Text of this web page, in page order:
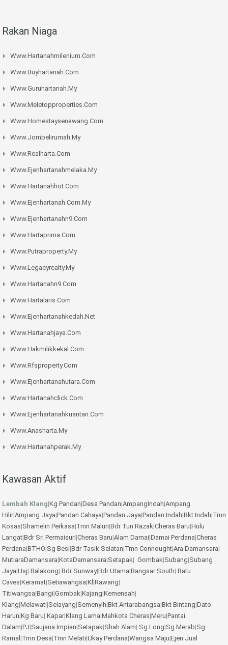
Rakan Niaga
Www.hartanahmilenium.com
Www.buyhartanah.com
Www.guruhartanah.my
Www.meletopproperties.com
Www.homestaysenawang.com
Www.jombelirumah.my
Www.realharta.com
Www.ejenhartanahmelaka.my
Www.hartanahhot.com
Www.ejenhartanah.com.my
Www.ejenhartanahn9.com
Www.hartaprima.com
Www.putraproperty.my
Www.legacyrealty.my
Www.hartanahn9.com
Www.hartalaris.com
Www.ejenhartanahkedah.net
Www.hartanahjaya.com
Www.hakmilikkekal.com
Www.rfsproperty.com
Www.ejenhartanahutara.com
Www.hartanahclick.com
Www.ejenhartanahkuantan.com
Www.anasharta.my
Www.hartanahperak.my
Kawasan Aktif
Lembah Klang|Kg Pandan|Desa Pandan|AmpangIndah|Ampang
Hilir|Ampang Jaya|Pandan Cahaya|Pandan Jaya|Pandan Indah|Bkt Indah|Tmn
Kosas|Shamelin Perkasa|Tmn Maluri|Bdr Tun Razak|Cheras Baru|Hulu
Langat|Bdr Sri Permaisuri|Cheras Baru|Alam Damai|Damai Perdana|Cheras
Perdana|BTHO|Sg Besi|Bdr Tasik Selatan|Tmn Connought|Ara Damansara|
MutiaraDamansara|KotaDamansara|Setapak| Gombak|Subang|Subang
Jaya|Usj| Balakong| Bdr Sunway|Bdr Utama|Bangsar South| Batu
Caves|Keramat|Setiawangsa|Kl |Rawang|
Titiwangsa|Bangi|Gombak|Kajang|Kemensah|
Klang|Melawati|Selayang|Semenyih|Bkt Antarabangsa|Bkt Bintang|Dato
Harun|Kg Baru| Kapar|Klang Lama|Mahkota Cheras|Meru|Pantai
Dalam|PJ|Saujana Impian|Setapak|Shah Alam| Sg Long|Sg Merab|Sg
Ramal |Tmn Desa|Tmn Melati|Ukay Perdana|Wangsa Maju|Ejen Jual